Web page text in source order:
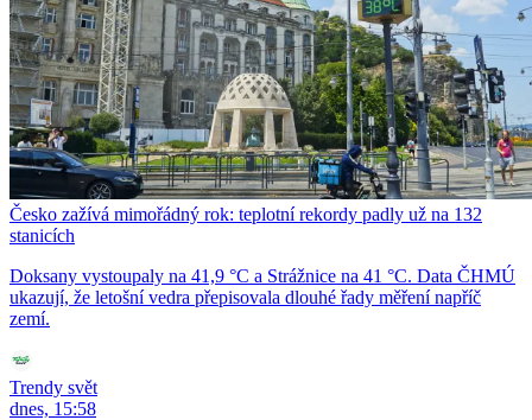
Česko zažívá mimořádný rok: teplotní rekordy padly už na 132
stanicích
Doksany vystoupaly na 41,9 °C a Strážnice na 41 °C. Data ČHMÚ
ukazují, že letošní vedra přepisovala dlouhé řady měření napříč
zemí.
Trendy svět
dnes, 15:58